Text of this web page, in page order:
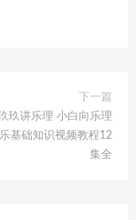
下一篇
玖讲乐理 小白向乐理
基础知识视频教程12
集全